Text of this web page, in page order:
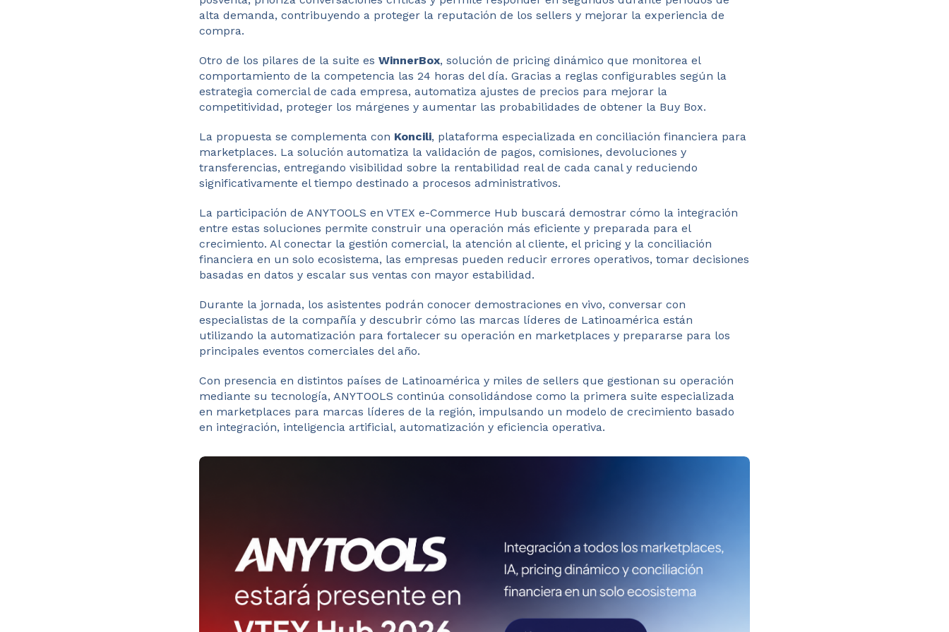
alta demanda, contribuyendo a proteger la reputación de los sellers y mejorar la experiencia de
compra.
Otro de los pilares de la suite es WinnerBox, solución de pricing dinámico que monitorea el
comportamiento de la competencia las 24 horas del día. Gracias a reglas configurables según la
estrategia comercial de cada empresa, automatiza ajustes de precios para mejorar la
competitividad, proteger los márgenes y aumentar las probabilidades de obtener la Buy Box.
La propuesta se complementa con Koncili, plataforma especializada en conciliación financiera para
marketplaces. La solución automatiza la validación de pagos, comisiones, devoluciones y
transferencias, entregando visibilidad sobre la rentabilidad real de cada canal y reduciendo
significativamente el tiempo destinado a procesos administrativos.
La participación de ANYTOOLS en VTEX e-Commerce Hub buscará demostrar cómo la integración
entre estas soluciones permite construir una operación más eficiente y preparada para el
crecimiento. Al conectar la gestión comercial, la atención al cliente, el pricing y la conciliación
financiera en un solo ecosistema, las empresas pueden reducir errores operativos, tomar decisiones
basadas en datos y escalar sus ventas con mayor estabilidad.
Durante la jornada, los asistentes podrán conocer demostraciones en vivo, conversar con
especialistas de la compañía y descubrir cómo las marcas líderes de Latinoamérica están
utilizando la automatización para fortalecer su operación en marketplaces y prepararse para los
principales eventos comerciales del año.
Con presencia en distintos países de Latinoamérica y miles de sellers que gestionan su operación
mediante su tecnología, ANYTOOLS continúa consolidándose como la primera suite especializada
en marketplaces para marcas líderes de la región, impulsando un modelo de crecimiento basado
en integración, inteligencia artificial, automatización y eficiencia operativa.